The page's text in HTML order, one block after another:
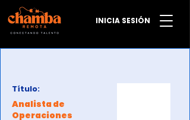
INICIA SESIÓN
Título:
Analista de
Operaciones